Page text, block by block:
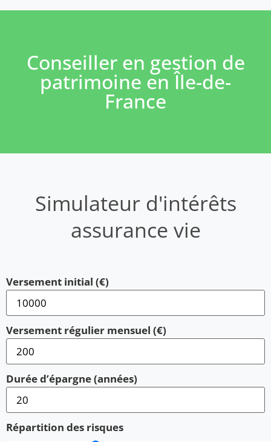
Conseiller en gestion de
patrimoine en Île-de-
France
Simulateur d'intérêts
assurance vie
Versement initial (€)
Versement régulier mensuel (€)
Durée d’épargne (années)
Répartition des risques